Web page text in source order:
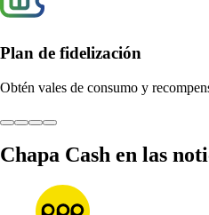
Chapa Cash en las